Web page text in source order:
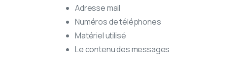
Adresse mail
Numéros de téléphones
Matériel utilisé
Le contenu des messages